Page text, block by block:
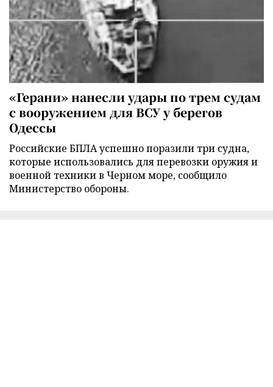
«Герани» нанесли удары по трем судам
с вооружением для ВСУ у берегов
Одессы
Российские БПЛА успешно поразили три судна,
которые использовались для перевозки оружия и
военной техники в Черном море, сообщило
Министерство обороны.